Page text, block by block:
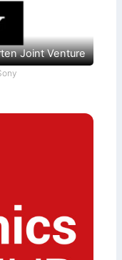
Joint Venture